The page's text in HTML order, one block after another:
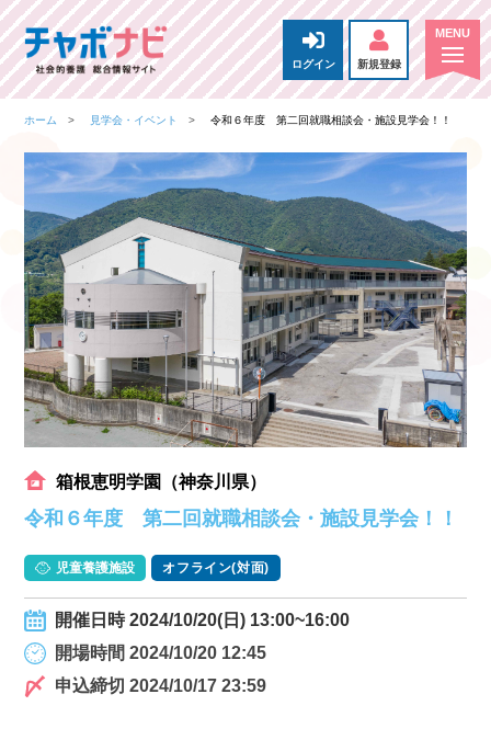
ログイン 新規登録
ホーム 見学会・イベント 令和６年度 第二回就職相談会・施設見学会！！
箱根恵明学園（神奈川県）
令和６年度 第二回就職相談会・施設見学会！！
児童養護施設 オフライン(対面)
開催日時 2024/10/20(日) 13:00~16:00
開場時間 2024/10/20 12:45
申込締切 2024/10/17 23:59